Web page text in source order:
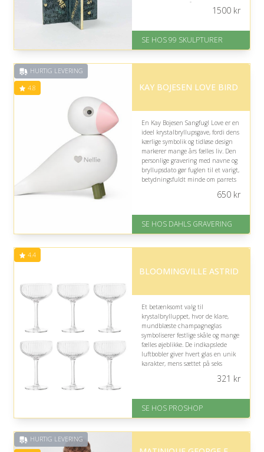
særlig, men den rå, moderne stil
boligindretning.
På lager
Levering: 1-2 dage
på 4.6 ud af 5
1500kr
SE HOS 99 SKULPTURER
HURTIG LEVERING
4.8 KAY BOJESEN LOVE BIRD
En Kay Bojesen Sangfugl Love er en
ideel krystalbryllupsgave, fordi dens
kærlige symbolik og tidløse design
markerer mange års fælles liv. Den
personlige gravering med navne og
bryllupsdato gør fuglen til et varigt,
betydningsfuldt minde om parrets
Gratis fragt
på 4.8 ud af 5
650kr
SE HOS DAHLS GRAVERING
4.4
BLOOMINGVILLE ASTRID
Et betænksomt valg til
krystalbrylluppet, hvor de klare,
mundblæste champagneglas
symboliserer festlige skåle og mange
fælles øjeblikke. De indkapslede
luftbobler giver hvert glas en unik
karakter, mens sættet på seks
Fremragende Trustpilot rating
på 4.4 ud af 5
321 kr
SE HOS PROSHOP
HURTIG LEVERING